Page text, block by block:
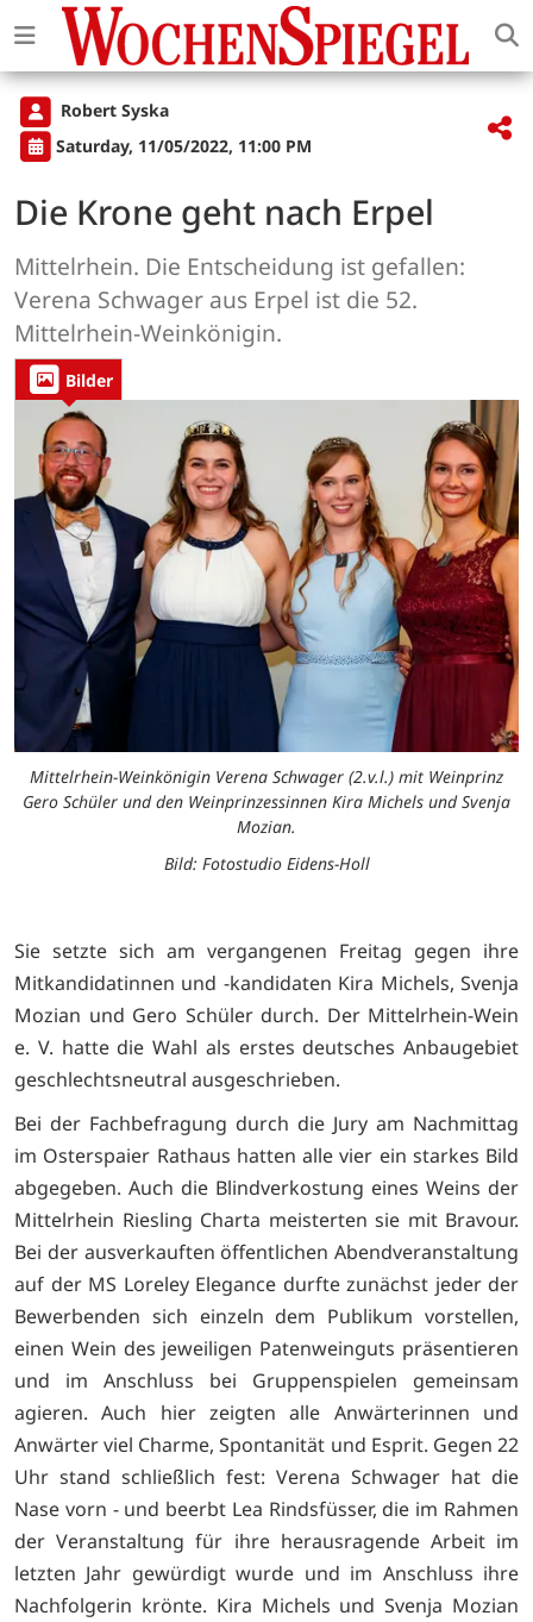
Robert Syska
Saturday, 11/05/2022, 11:00 PM
Die Krone geht nach Erpel
Mittelrhein. Die Entscheidung ist gefallen:
Verena Schwager aus Erpel ist die 52.
Mittelrhein-Weinkönigin.
Bilder
Mittelrhein-Weinkönigin Verena Schwager (2.v.l.) mit Weinprinz
Gero Schüler und den Weinprinzessinnen Kira Michels und Svenja
Mozian.
Bild: Fotostudio Eidens-Holl
Sie setzte sich am vergangenen Freitag gegen ihre
Mitkandidatinnen und -kandidaten Kira Michels, Svenja
Mozian und Gero Schüler durch. Der Mittelrhein-Wein
e. V. hatte die Wahl als erstes deutsches Anbaugebiet
geschlechtsneutral ausgeschrieben.
Bei der Fachbefragung durch die Jury am Nachmittag
im Osterspaier Rathaus hatten alle vier ein starkes Bild
abgegeben. Auch die Blindverkostung eines Weins der
Mittelrhein Riesling Charta meisterten sie mit Bravour.
Bei der ausverkauften öffentlichen Abendveranstaltung
auf der MS Loreley Elegance durfte zunächst jeder der
Bewerbenden sich einzeln dem Publikum vorstellen,
einen Wein des jeweiligen Patenweinguts präsentieren
und im Anschluss bei Gruppenspielen gemeinsam
agieren. Auch hier zeigten alle Anwärterinnen und
Anwärter viel Charme, Spontanität und Esprit. Gegen 22
Uhr stand schließlich fest: Verena Schwager hat die
Nase vorn - und beerbt Lea Rindsfüsser, die im Rahmen
der Veranstaltung für ihre herausragende Arbeit im
letzten Jahr gewürdigt wurde und im Anschluss ihre
Nachfolgerin krönte. Kira Michels und Svenja Mozian